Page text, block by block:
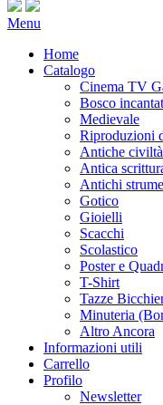
Menu
Home
Catalogo
Cinema TV
Bosco
Medievale
Riproduzioni
Antiche civiltà
Antica
Antichi
Gotico
Gioielli
Scacchi
Scolastico
Poster e
T-Shirt
Tazze
Minuteria
Altro Ancora
Informazioni utili
Carrello
Profilo
Newsletter